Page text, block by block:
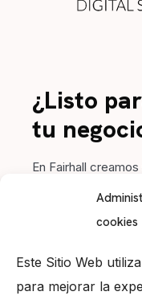
cookies
Este Sitio Web
para mejorar la
¿Listo
tu
En Fairhall